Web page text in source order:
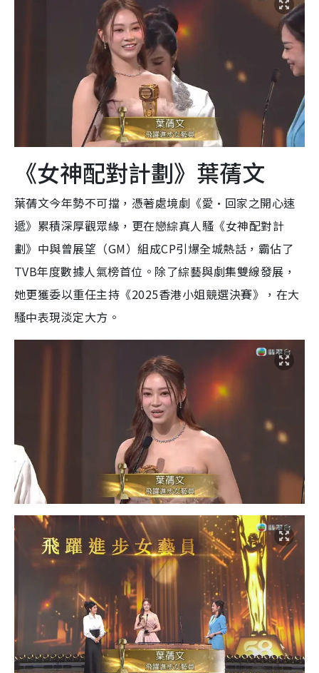
《女神配對計劃》葉蒨文
葉蒨文今年勢不可擋，憑著處境劇《愛·回家之開心速
遞》累積深厚觀眾緣，更在戀綜真人騷《女神配對計
劃》中與曾展望（GM）組成CP引爆全城熱話，霸佔了
TVB年度數據人氣榜首位。除了綜藝與劇集雙線發展，
她更獲委以重任主持《2025香港小姐競選決賽》，在大
騷中表現淡定大方。